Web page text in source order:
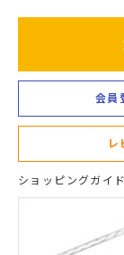
会員
レ
ショッピングガイド